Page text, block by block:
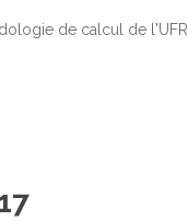
de calcul de l'UFR